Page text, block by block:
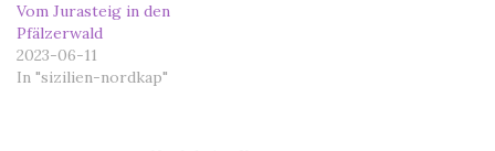
Vom Jurasteig in den
Pfälzerwald
2023-06-11
In "sizilien-nordkap"